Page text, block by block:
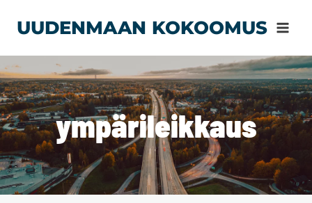
sisältöön
UUDENMAAN KOKOOMUS
ympärileikkaus